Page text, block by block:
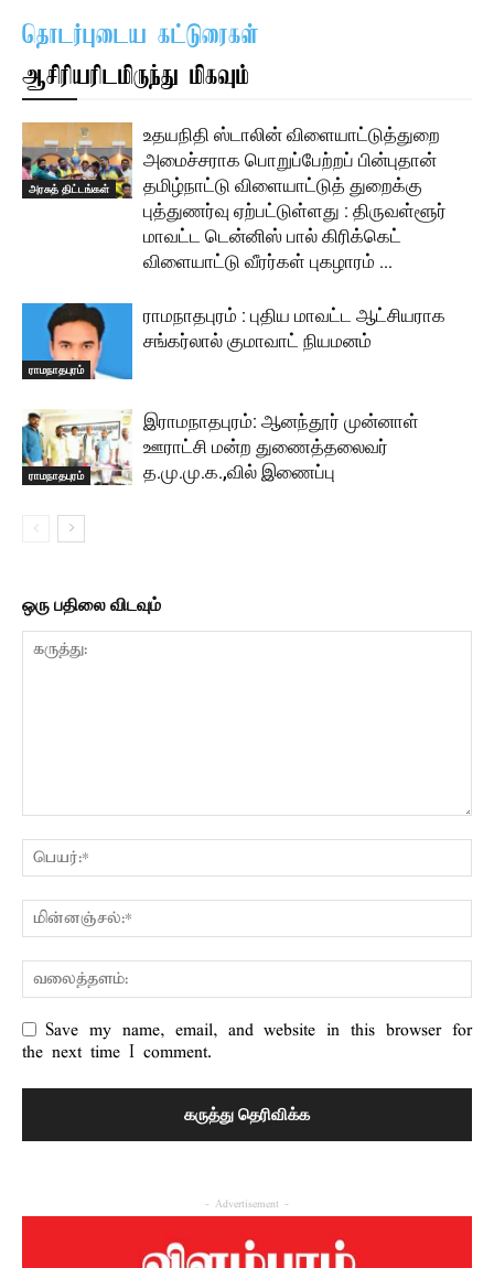
தொடர்புடைய கட்டுரைகள்
ஆசிரியரிடமிருந்து மிகவும்
அரசுத் திட்டங்கள்
உதயநிதி ஸ்டாலின் விளையாட்டுத்துறை
அமைச்சராக பொறுப்பேற்றப் பின்புதான்
தமிழ்நாட்டு விளையாட்டுத் துறைக்கு
புத்துணர்வு ஏற்பட்டுள்ளது : திருவள்ளூர்
மாவட்ட டென்னிஸ் பால் கிரிக்கெட்
விளையாட்டு வீரர்கள் புகழாரம் …
ராமநாதபுரம்
ராமநாதபுரம் : புதிய மாவட்ட ஆட்சியராக
சங்கர்லால் குமாவாட் நியமனம்
ராமநாதபுரம்
இராமநாதபுரம்: ஆனந்தூர் முன்னாள்
ஊராட்சி மன்ற துணைத்தலைவர்
த.மு.மு.க.,வில் இணைப்பு
ஒரு பதிலை விடவும்
Save my name, email, and website in this browser for
the next time I comment.
- Advertisement -